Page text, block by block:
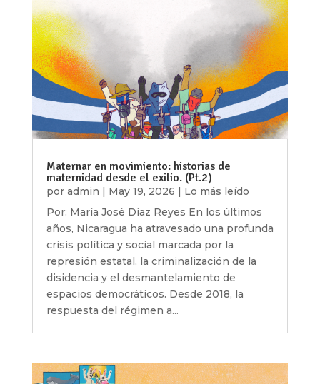
Maternar en movimiento: historias de
maternidad desde el exilio. (Pt.2)
por admin May 19, 2026
Lo más leído
Por: María José Díaz Reyes En los últimos
años, Nicaragua ha atravesado una profunda
crisis política y social marcada por la
represión estatal, la criminalización de la
disidencia y el desmantelamiento de
espacios democráticos. Desde 2018, la
respuesta del régimen a...